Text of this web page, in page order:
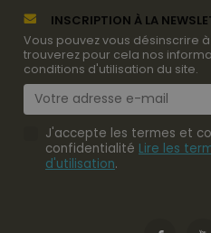
INSCRIPTION À LA
Vous pouvez vous désinscrire
trouverez pour cela nos
conditions d'utilisation du site.
J'accepte les termes et
confidentialité Lire les
d'utilisation.